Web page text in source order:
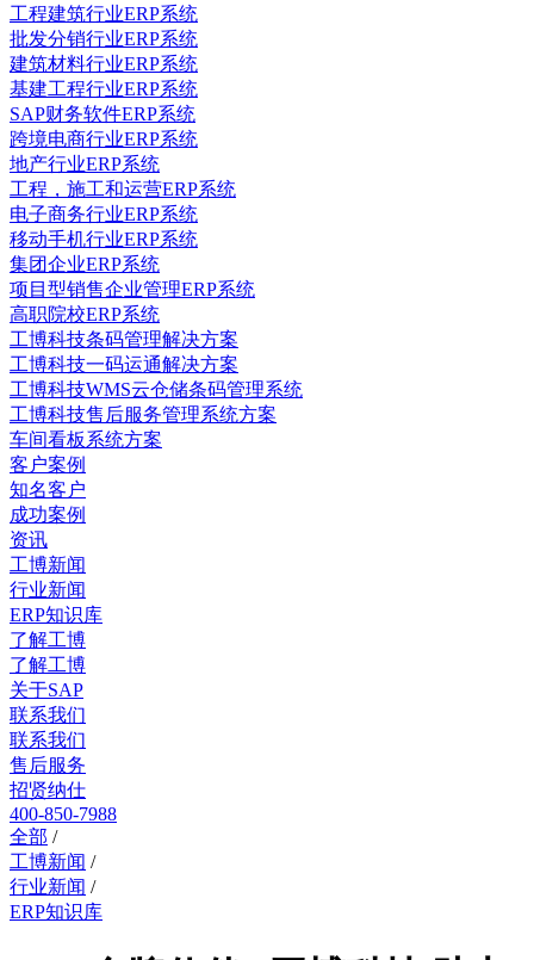
工程建筑行业ERP系统
批发分销行业ERP系统
建筑材料行业ERP系统
基建工程行业ERP系统
SAP财务软件ERP系统
跨境电商行业ERP系统
地产行业ERP系统
工程，施工和运营ERP系统
电子商务行业ERP系统
移动手机行业ERP系统
集团企业ERP系统
项目型销售企业管理ERP系统
高职院校ERP系统
工博科技条码管理解决方案
工博科技一码运通解决方案
工博科技WMS云仓储条码管理系统
工博科技售后服务管理系统方案
车间看板系统方案
客户案例
知名客户
成功案例
资讯
工博新闻
行业新闻
ERP知识库
了解工博
了解工博
关于SAP
联系我们
联系我们
售后服务
招贤纳仕
400-850-7988
全部 /
工博新闻 /
行业新闻 /
ERP知识库